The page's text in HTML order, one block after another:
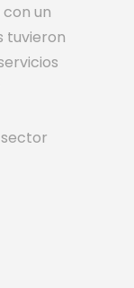
un
tuvieron